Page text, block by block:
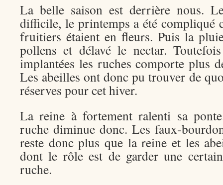
La belle saison est derrière nous.
difficile, le printemps a été compliqué
fruitiers étaient en fleurs. Puis la
pollens et délavé le nectar.
implantées les ruches comporte plus
Les abeilles ont donc pu trouver de
réserves pour cet hiver.
La reine à fortement ralenti sa
ruche diminue donc. Les faux-
reste donc plus que la reine et les
dont le rôle est de garder une
ruche.